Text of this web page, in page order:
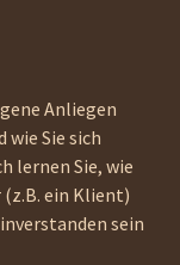
Anliegen
Sie sich
lernen Sie, wie
(z.B. ein Klient)
sein